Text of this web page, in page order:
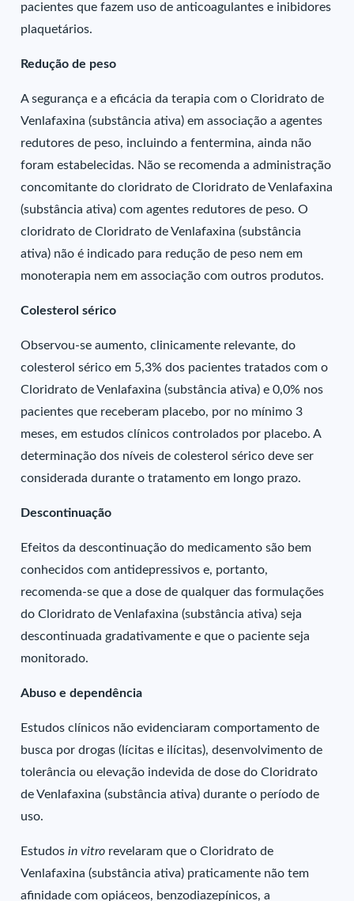
pacientes que fazem uso de anticoagulantes e inibidores
plaquetários.
Redução de peso
A segurança e a eficácia da terapia com o Cloridrato de
Venlafaxina (substância ativa) em associação a agentes
redutores de peso, incluindo a fentermina, ainda não
foram estabelecidas. Não se recomenda a administração
concomitante do cloridrato de Cloridrato de Venlafaxina
(substância ativa) com agentes redutores de peso. O
cloridrato de Cloridrato de Venlafaxina (substância
ativa) não é indicado para redução de peso nem em
monoterapia nem em associação com outros produtos.
Colesterol sérico
Observou-se aumento, clinicamente relevante, do
colesterol sérico em 5,3% dos pacientes tratados com o
Cloridrato de Venlafaxina (substância ativa) e 0,0% nos
pacientes que receberam placebo, por no mínimo 3
meses, em estudos clínicos controlados por placebo. A
determinação dos níveis de colesterol sérico deve ser
considerada durante o tratamento em longo prazo.
Descontinuação
Efeitos da descontinuação do medicamento são bem
conhecidos com antidepressivos e, portanto,
recomenda-se que a dose de qualquer das formulações
do Cloridrato de Venlafaxina (substância ativa) seja
descontinuada gradativamente e que o paciente seja
monitorado.
Abuso e dependência
Estudos clínicos não evidenciaram comportamento de
busca por drogas (lícitas e ilícitas), desenvolvimento de
tolerância ou elevação indevida de dose do Cloridrato
de Venlafaxina (substância ativa) durante o período de
uso.
Estudosin vitro revelaram que o Cloridrato de
Venlafaxina (substância ativa) praticamente não tem
afinidade com opiáceos, benzodiazepínicos, a